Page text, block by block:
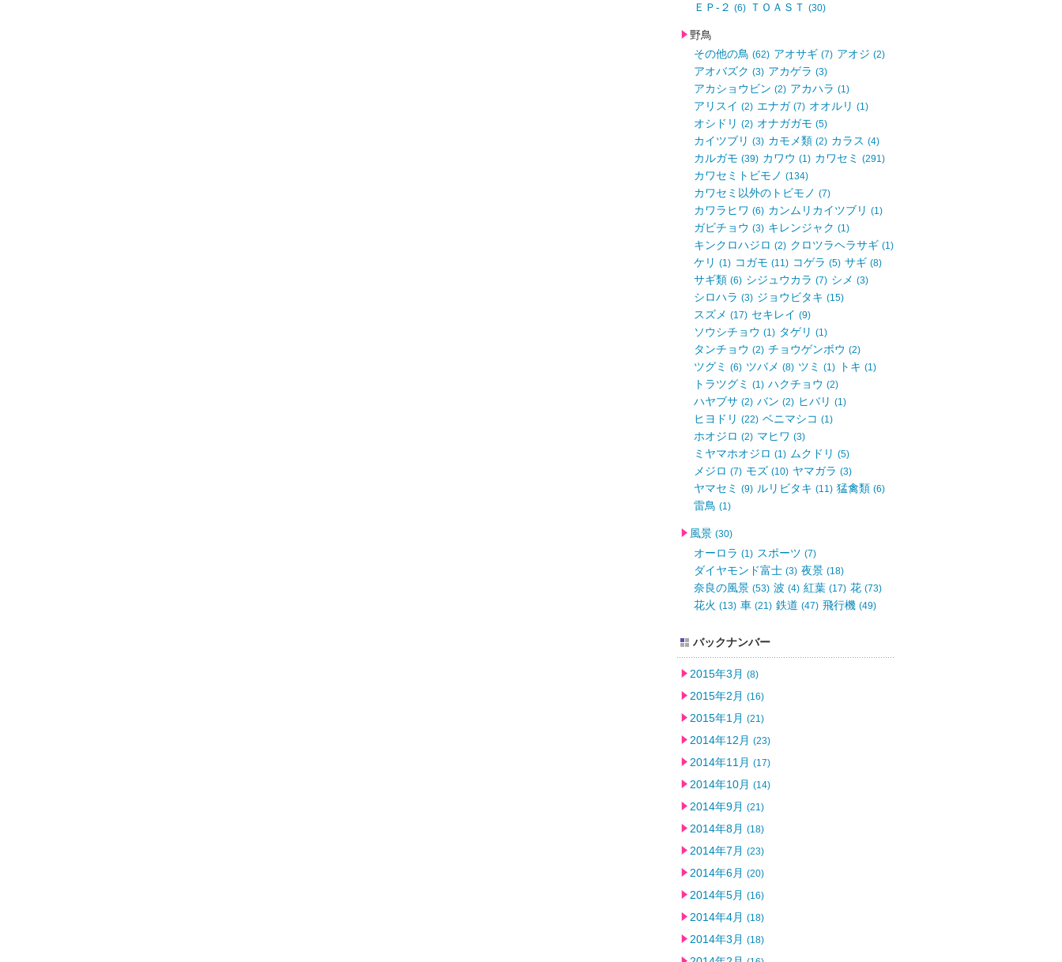
ＥＰ-２ (6) ＴＯＡＳＴ (30)
野鳥
その他の鳥 (62) アオサギ (7) アオジ (2)
アオバズク (3) アカゲラ (3)
アカショウビン (2) アカハラ (1)
アリスイ (2) エナガ (7) オオルリ (1)
オシドリ (2) オナガガモ (5)
カイツブリ (3) カモメ類 (2) カラス (4)
カルガモ (39) カワウ (1) カワセミ (291)
カワセミトビモノ (134)
カワセミ以外のトビモノ (7)
カワラヒワ (6) カンムリカイツブリ (1)
ガビチョウ (3) キレンジャク (1)
キンクロハジロ (2) クロツラヘラサギ (1)
ケリ (1) コガモ (11) コゲラ (5) サギ (8)
サギ類 (6) シジュウカラ (7) シメ (3)
シロハラ (3) ジョウビタキ (15)
スズメ (17) セキレイ (9)
ソウシチョウ (1) タゲリ (1)
タンチョウ (2) チョウゲンボウ (2)
ツグミ (6) ツバメ (8) ツミ (1) トキ (1)
トラツグミ (1) ハクチョウ (2)
ハヤブサ (2) バン (2) ヒバリ (1)
ヒヨドリ (22) ベニマシコ (1)
ホオジロ (2) マヒワ (3)
ミヤマホオジロ (1) ムクドリ (5)
メジロ (7) モズ (10) ヤマガラ (3)
ヤマセミ (9) ルリビタキ (11) 猛禽類 (6)
雷鳥 (1)
風景 (30)
オーロラ (1) スポーツ (7)
ダイヤモンド富士 (3) 夜景 (18)
奈良の風景 (53) 波 (4) 紅葉 (17) 花 (73)
花火 (13) 車 (21) 鉄道 (47) 飛行機 (49)
バックナンバー
2015年3月 (8)
2015年2月 (16)
2015年1月 (21)
2014年12月 (23)
2014年11月 (17)
2014年10月 (14)
2014年9月 (21)
2014年8月 (18)
2014年7月 (23)
2014年6月 (20)
2014年5月 (16)
2014年4月 (18)
2014年3月 (18)